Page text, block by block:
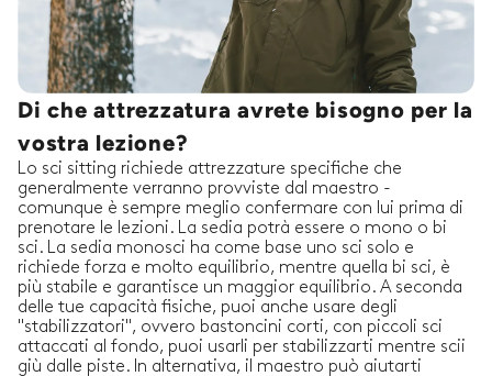
Di che attrezzatura avrete bisogno per la
vostra lezione?
Lo sci sitting richiede attrezzature specifiche che
generalmente verranno provviste dal maestro -
comunque è sempre meglio confermare con lui prima di
prenotare le lezioni. La sedia potrà essere o mono o bi
sci. La sedia monosci ha come base uno sci solo e
richiede forza e molto equilibrio, mentre quella bi sci, è
più stabile e garantisce un maggior equilibrio. A seconda
delle tue capacità fisiche, puoi anche usare degli
"stabilizzatori", ovvero bastoncini corti, con piccoli sci
attaccati al fondo, puoi usarli per stabilizzarti mentre scii
giù dalle piste. In alternativa, il maestro può aiutarti